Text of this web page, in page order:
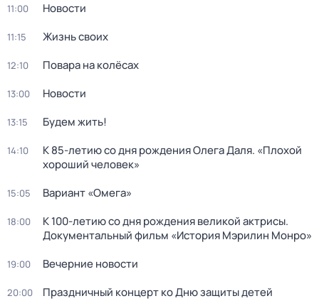
11:00 Новости
11:15 Жизнь своих
12:10 Повара на колёсах
13:00 Новости
13:15 Будем жить!
14:10
К 85-летию со дня рождения Олега Даля. «Плохой
хороший человек»
15:05 Вариант «Омега»
18:00
К 100-летию со дня рождения великой актрисы.
Документальный фильм «История Мэрилин Монро»
19:00 Вечерние новости
20:00 Праздничный концерт ко Дню защиты детей